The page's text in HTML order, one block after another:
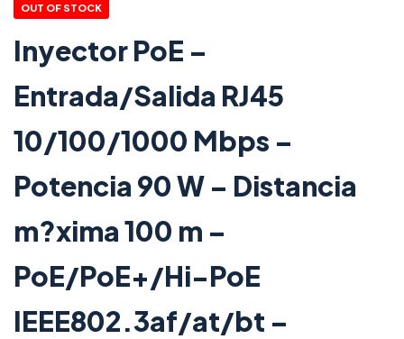
OUT OF STOCK
Inyector PoE –
Entrada/Salida RJ45
10/100/1000 Mbps –
Potencia 90 W – Distancia
m?xima 100 m –
PoE/PoE+/Hi-PoE
IEEE802.3af/at/bt –